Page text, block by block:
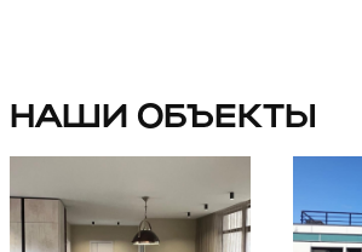
НАШИ ОБЪЕКТЫ